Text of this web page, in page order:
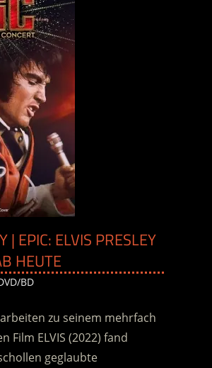
EPIC: ELVIS PRESLEY
HEUTE
BD
zu seinem mehrfach
Film ELVIS (2022) fand
geglaubte